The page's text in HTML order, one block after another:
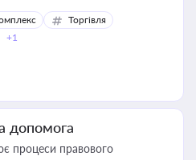
Торгівля
+1
допомога
процеси правового